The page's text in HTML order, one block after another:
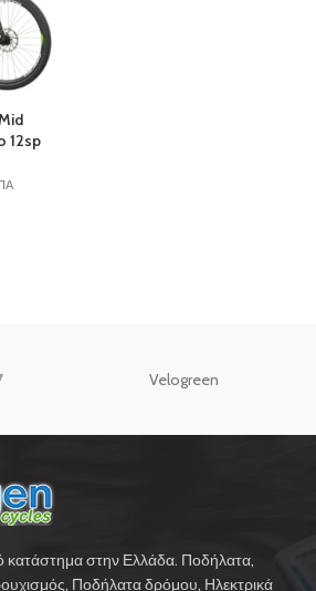
12sp
Velogreen
κατάστημα στην Ελλάδα. Ποδήλατα,
Ποδήλατα δρόμου, Ηλεκτρικά